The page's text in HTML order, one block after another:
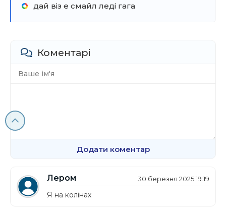
дай віз е смайл леді гага
Коментарі
Додати коментар
Лером 30 березня 2025 19:19
Я на колінах